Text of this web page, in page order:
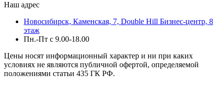
Наш адрес
Новосибирск, Каменская, 7, Double Hill ​Бизнес-центр, 8
этаж
Пн.-Пт с 9.00-18.00
Цены носят информационный характер и ни при каких
условиях не являются публичной офертой, определяемой
положениями статьи 435 ГК РФ.